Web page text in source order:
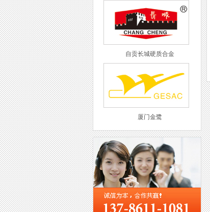
自贡长城硬质合金
厦门金鹭
西工集团